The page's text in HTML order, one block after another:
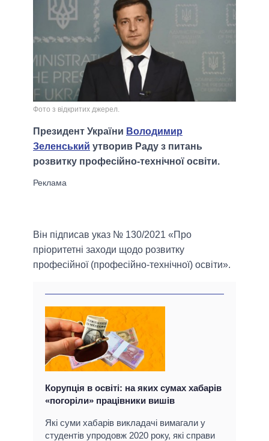
Фото з відкритих джерел.
Президент України Володимир
Зеленський утворив Раду з питань
розвитку професійно-технічної освіти.
Він підписав указ № 130/2021 «Про
пріоритетні заходи щодо розвитку
професійної (професійно-технічної) освіти».
Корупція в освіті: на яких сумах хабарів
«погоріли» працівники вишів
Які суми хабарів викладачі вимагали у
студентів упродовж 2020 року, які справи